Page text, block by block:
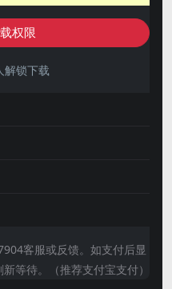
权限
解锁下载
客服或反馈。如支付后显
等待。（推荐支付宝支付）